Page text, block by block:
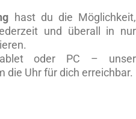
hast du die Möglichkeit,
und überall in nur
oder PC – unser
die Uhr für dich erreichbar.